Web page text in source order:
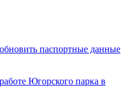
паспортные данные
Югорского парка в